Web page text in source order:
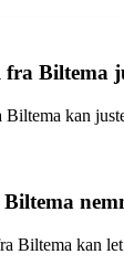
Biltema
kan
Biltema kan